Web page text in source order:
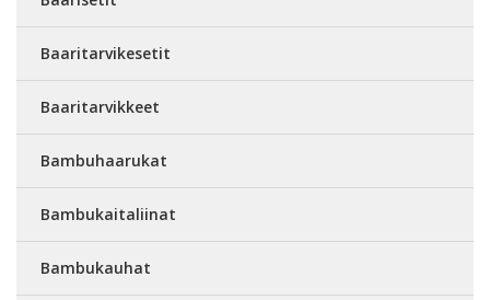
Baaritarvikesetit
Baaritarvikkeet
Bambuhaarukat
Bambukaitaliinat
Bambukauhat